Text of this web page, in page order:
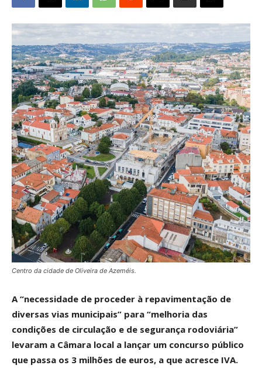
Centro da cidade de Oliveira de Azeméis.
A “necessidade de proceder à repavimentação de
diversas vias municipais” para “melhoria das
condições de circulação e de segurança rodoviária”
levaram a Câmara local a lançar um concurso público
que passa os 3 milhões de euros, a que acresce IVA.